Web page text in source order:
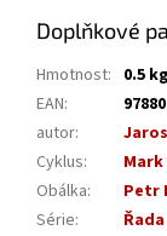
Doplňkové
Hmotnost: 0.5 kg
EAN:
autor:
Cyklus:
Obálka:
Petr
Série:
Řada